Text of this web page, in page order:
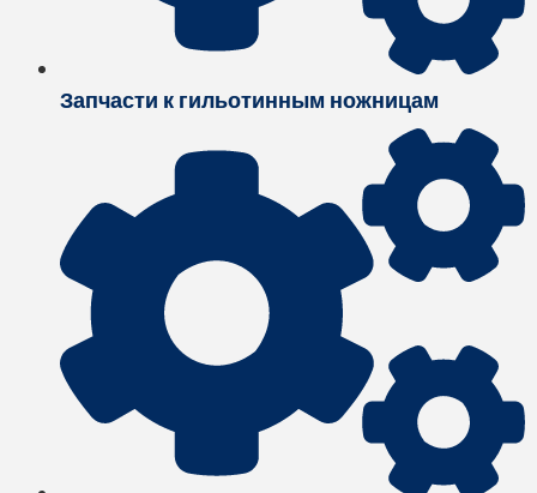
Запчасти к гильотинным ножницам